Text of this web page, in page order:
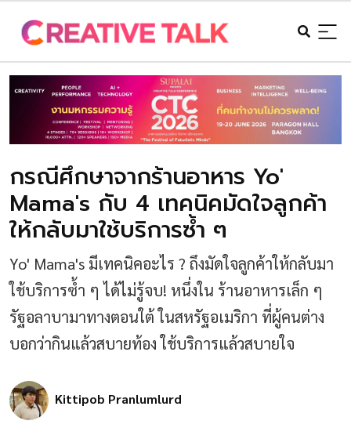
กรณีศึกษาจากร้านอาหาร Yo'
Mama's กับ 4 เทคนิคมัดใจลูกค้า
ให้กลับมาใช้บริการซ้ำ ๆ
Yo' Mama's มีเทคนิคอะไร ? ถึงมัดใจลูกค้าให้กลับมา
ใช้บริการซ้ำ ๆ ได้ไม่รู้จบ! หนึ่งใน ร้านอาหารเล็ก ๆ
รัฐอลาบามาทางตอนใต้ ในสหรัฐอเมริกา ที่ผู้คนต่าง
บอกว่ากินแล้วสบายท้อง ใช้บริการแล้วสบายใจ
Kittipob Pranlumlurd